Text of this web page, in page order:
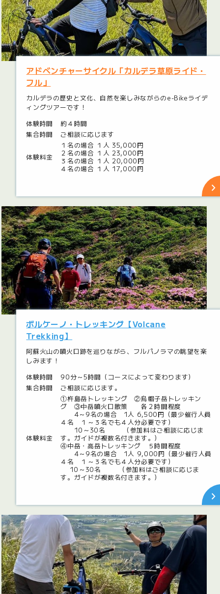
アドベンチャーサイクル「カルデラ草原ライド・
フル」
カルデラの歴史と文化、自然を楽しみながらのe-Bikeライデ
ィングツアーです！
体験時間
約４時間
集合時間
ご相談に応じます
体験料金
１名の場合 １人 35,000円
２名の場合 １人 23,000円
３名の場合 １人 20,000円
４名の場合 １人 17,000円
ボルケーノ・トレッキング【Volcane
Trekking】
阿蘇火山の噴火口跡を巡りながら、フルパノラマの眺望を楽
しみます！
体験時間
90分～5時間（コースによって変わります）
集合時間
ご相談に応じます。
体験料金
①杵島岳トレッキング ②烏帽子岳トレッキン
グ ③中岳噴火口散策 各２時間程度
4～9名の場合 1人 6,500円（最少催行人員
４名 １～３名でも４人分必要です）
10～30名 （参加料はご相談に応じま
す。ガイドが複数名付きます。）
④中岳・高岳トレッキング ５時間程度
4～9名の場合 1人 9,000円（最少催行人員
４名 １～３名でも４人分必要です）
10～30名 （参加料はご相談に応じま
す。ガイドが複数名付きます。）